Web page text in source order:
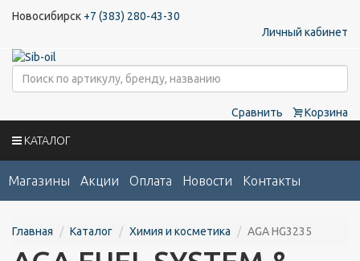
Новосибирск +7 (383) 280-43-30
Личный кабинет
Сравнить Корзина
КАТАЛОГ
Магазины Акции Оплата Новости Контакты
Главная Каталог Химия и косметика AGA HG3235